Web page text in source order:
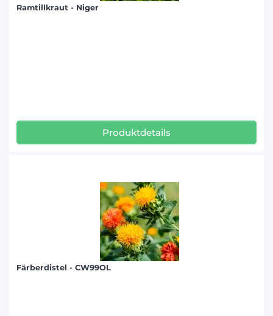
Ramtillkraut - Niger
Produktdetails
Färberdistel - CW99OL